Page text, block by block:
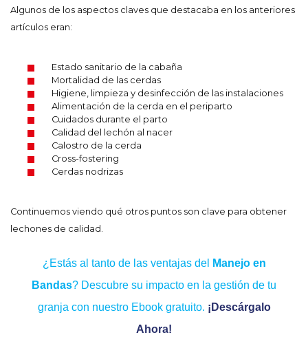
Algunos de los aspectos claves que destacaba en los anteriores
artículos eran:
Estado sanitario de la cabaña
Mortalidad de las cerdas
Higiene, limpieza y desinfección de las instalaciones
Alimentación de la cerda en el periparto
Cuidados durante el parto
Calidad del lechón al nacer
Calostro de la cerda
Cross-fostering
Cerdas nodrizas
Continuemos viendo qué otros puntos son clave para obtener
lechones de calidad.
¿Estás al tanto de las ventajas del
Manejo en
Bandas? Descubre su impacto en la gestión de tu
granja con nuestro Ebook gratuito. ¡Descárgalo
Ahora!